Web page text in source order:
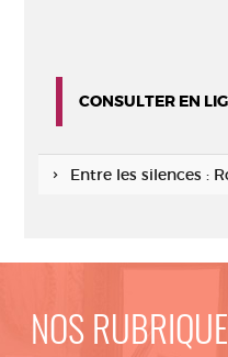
CONSULTER EN
Entre les silences :
NOS